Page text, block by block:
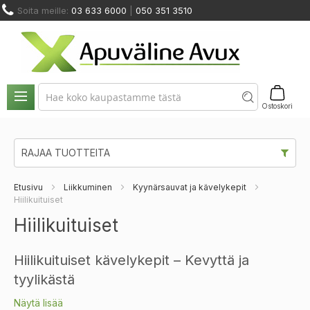
Skip
to
Content
Soita meille: 03 633 6000 050 351 3510
Ostoskori
KALUSTEET
JA
SIIRTYMINEN
JA
VUOKRAUS
Etusivu Liikkuminen
Kyynärsauvat ja kävelykepit
Hiilikuituiset
Hiilikuituiset
Hiilikuituiset kävelykepit – Kevyttä ja
tyylikästä
Näytä lisää
RAJAA TUOTTEITA